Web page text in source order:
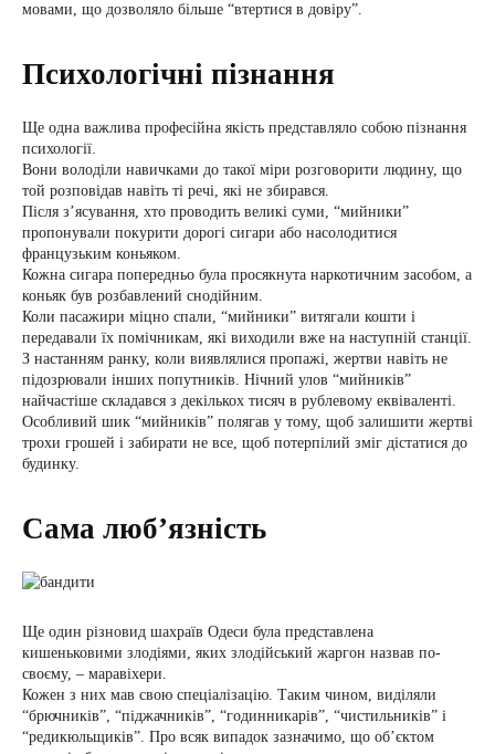
мовами, що дозволяло більше “втертися в довіру”.
Психологічні пізнання
Ще одна важлива професійна якість представляло собою пізнання
психології.
Вони володіли навичками до такої міри розговорити людину, що
той розповідав навіть ті речі, які не збирався.
Після з’ясування, хто проводить великі суми, “мийники”
пропонували покурити дорогі сигари або насолодитися
французьким коньяком.
Кожна сигара попередньо була просякнута наркотичним засобом, а
коньяк був розбавлений снодійним.
Коли пасажири міцно спали, “мийники” витягали кошти і
передавали їх помічникам, які виходили вже на наступній станції.
З настанням ранку, коли виявлялися пропажі, жертви навіть не
підозрювали інших попутників. Нічний улов “мийників”
найчастіше складався з декількох тисяч в рублевому еквіваленті.
Особливий шик “мийників” полягав у тому, щоб залишити жертві
трохи грошей і забирати не все, щоб потерпілий зміг дістатися до
будинку.
Сама люб’язність
Ще один різновид шахраїв Одеси була представлена ​​
кишеньковими злодіями, яких злодійський жаргон назвав по-
своєму, – маравіхери.
Кожен з них мав свою спеціалізацію. Таким чином, виділяли
“брючників”, “піджачників”, “годинникарів”, “чистильників” і
“редикюльщиків”. Про всяк випадок зазначимо, що об’єктом